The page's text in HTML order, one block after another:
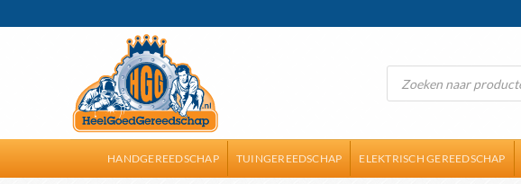
naar
Producten
zoeken
HANDGEREEDSCHAP TUINGEREEDSCHAP ELEKTRISCH GEREEDSCHAP